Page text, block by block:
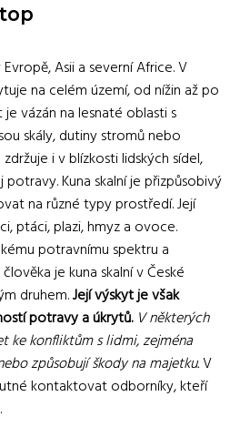
Asii a severní Africe. V
na celém území, od nížin až po
vázán na lesnaté oblasti s
skály, dutiny stromů nebo
i v blízkosti lidských sídel,
Kuna skalní je přizpůsobivý
na různé typy prostředí. Její
ptáci, plazi, hmyz a ovoce.
potravnímu spektru a
je kuna skalní v České
druhem.Její výskyt je však
potravy a úkrytů. V některých
ke konfliktům s lidmi, zejména
způsobují škody na majetku.V
kontaktovat odborníky, kteří